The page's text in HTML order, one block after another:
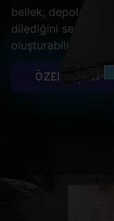
bellek, depolama
dilediğini seçip
oluşturabilirsiniz.
ÖZELLEŞTİR